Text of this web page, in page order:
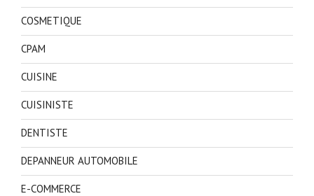
COSMETIQUE
CPAM
CUISINE
CUISINISTE
DENTISTE
DEPANNEUR AUTOMOBILE
E-COMMERCE